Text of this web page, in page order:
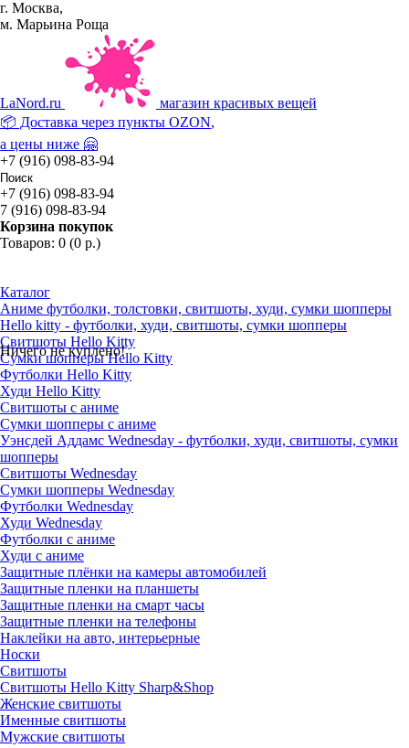
г. Москва,
м. Марьина Роща
LaNord.ru
магазин красивых вещей
📦 Доставка через пункты OZON,
а цены ниже 🤗
+7 (916) 098-83-94
+7 (916) 098-83-94
7 (916) 098-83-94
Корзина покупок
Товаров: 0 (0 р.)
Ничего не куплено!
Каталог
Аниме футболки, толстовки, свитшоты, худи, сумки шопперы
Hello kitty - футболки, худи, свитшоты, сумки шопперы
Свитшоты Hello Kitty
Сумки шопперы Hello Kitty
Футболки Hello Kitty
Худи Hello Kitty
Свитшоты с аниме
Сумки шопперы с аниме
Уэнсдей Аддамс Wednesday - футболки, худи, свитшоты, сумки
шопперы
Свитшоты Wednesday
Сумки шопперы Wednesday
Футболки Wednesday
Худи Wednesday
Футболки с аниме
Худи с аниме
Защитные плёнки на камеры автомобилей
Защитные пленки на планшеты
Защитные пленки на смарт часы
Защитные пленки на телефоны
Наклейки на авто, интерьерные
Носки
Свитшоты
Cвитшоты Hello Kitty Sharp&Shop
Женские свитшоты
Именные свитшоты
Мужские свитшоты